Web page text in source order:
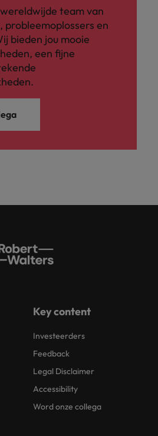
team van
en
bieden jou mooie
een fijne
Key content
Investeerders
Feedback
Legal Disclaimer
Accessibility
Word onze collega